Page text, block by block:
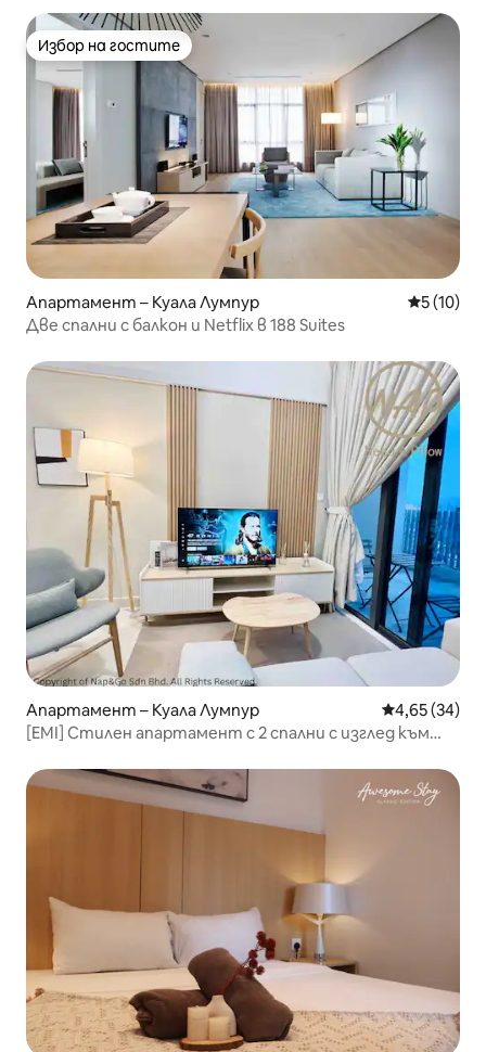
Избор на гостите
Избор на гостите
Апартамент – Куала Лумпур Средна
5 (10)
Две спални с балкон и Netflix в 188 Suites
Апартамент – Куала Лумпур Средна
4,65 (34)
[EMI] Стилен апартамент с 2 спални с изглед към